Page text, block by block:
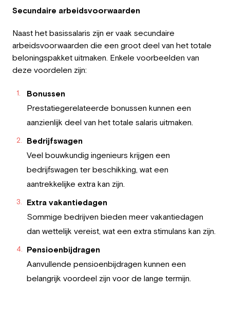
Secundaire arbeidsvoorwaarden
Naast het basissalaris zijn er vaak secundaire
arbeidsvoorwaarden die een groot deel van het totale
beloningspakket uitmaken. Enkele voorbeelden van
deze voordelen zijn:
Bonussen
Prestatiegerelateerde bonussen kunnen een
aanzienlijk deel van het totale salaris uitmaken.
Bedrijfswagen
Veel bouwkundig ingenieurs krijgen een
bedrijfswagen ter beschikking, wat een
aantrekkelijke extra kan zijn.
Extra vakantiedagen
Sommige bedrijven bieden meer vakantiedagen
dan wettelijk vereist, wat een extra stimulans kan zijn.
Pensioenbijdragen
Aanvullende pensioenbijdragen kunnen een
belangrijk voordeel zijn voor de lange termijn.